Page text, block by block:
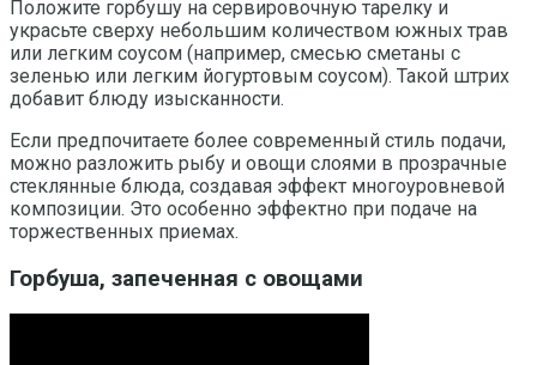
Положите горбушу на сервировочную тарелку и
украсьте сверху небольшим количеством южных трав
или легким соусом (например, смесью сметаны с
зеленью или легким йогуртовым соусом). Такой штрих
добавит блюду изысканности.
Если предпочитаете более современный стиль подачи,
можно разложить рыбу и овощи слоями в прозрачные
стеклянные блюда, создавая эффект многоуровневой
композиции. Это особенно эффектно при подаче на
торжественных приемах.
Горбуша, запеченная с овощами